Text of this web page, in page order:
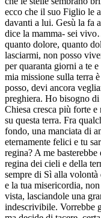
ecco che il suo Figlio le
davanti a lui. Gesù la fa
dice la mamma- sei
quanto dolore, quanto
lasciarmi, non posso
per quaranta giorni a te
mia missione sulla terra
posso, devi ancora
preghiera. Ho bisogno
Chiesa cresca più forte
su questa terra. Fra
fondo, una manciata di
eternamente felici e tu
regina? A me basterebbe
regina dei cieli e della
sempre di Sì alla
e la tua misericordia,
vista, lasciandole una
indescrivibile. Vorrebbe